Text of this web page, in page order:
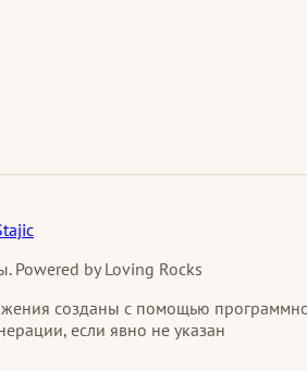
Powered by Loving Rocks
созданы с помощью
если явно не указан